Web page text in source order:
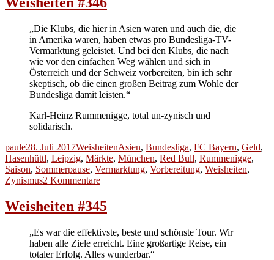
„Die Klubs, die hier in Asien waren und auch die, die
in Amerika waren, haben etwas pro Bundesliga-TV-
Vermarktung geleistet. Und bei den Klubs, die nach
wie vor den einfachen Weg wählen und sich in
Österreich und der Schweiz vorbereiten, bin ich sehr
skeptisch, ob die einen großen Beitrag zum Wohle der
Bundesliga damit leisten.“
Karl-Heinz Rummenigge, total un-zynisch und
solidarisch.
Autor
pauleVeröffentlicht
am
28. Juli 2017Kategorien
WeisheitenSchlagwörter
Asien, Bundesliga, FC Bayern, Geld,
Hasenhüttl, Leipzig, Märkte, München, Red Bull, Rummenigge,
Saison, Sommerpause, Vermarktung, Vorbereitung, Weisheiten,
Zynismus2 Kommentarezu
#346
Weisheiten #345
„Es war die effektivste, beste und schönste Tour. Wir
haben alle Ziele erreicht. Eine großartige Reise, ein
totaler Erfolg. Alles wunderbar.“